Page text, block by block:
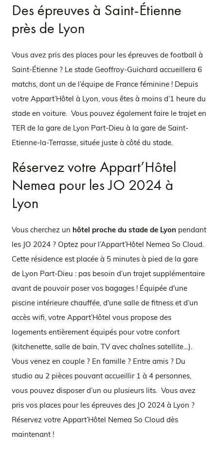
Des épreuves à Saint-Étienne
près de Lyon
Vous avez pris des places pour les épreuves de football à
Saint-Étienne ? Le stade Geoffroy-Guichard accueillera 6
matchs, dont un de l’équipe de France féminine ! Depuis
votre Appart’Hôtel à Lyon, vous êtes à moins d’1 heure du
stade en voiture. Vous pouvez également faire le trajet en
TER de la gare de Lyon Part-Dieu à la gare de Saint-
Etienne-la-Terrasse, située juste à côté du stade.
Réservez votre Appart’Hôtel
Nemea pour les JO 2024 à
Lyon
Vous cherchez un hôtel proche du stade de Lyon pendant
les JO 2024 ? Optez pour l’Appart’Hôtel Nemea So Cloud.
Cette résidence est placée à 5 minutes à pied de la gare
de Lyon Part-Dieu : pas besoin d’un trajet supplémentaire
avant de pouvoir poser vos bagages ! Équipée d'une
piscine intérieure chauffée, d'une salle de fitness et d’un
accès wifi, votre Appart’Hôtel vous propose des
logements entièrement équipés pour votre confort
(kitchenette, salle de bain, TV avec chaînes satellite…).
Vous venez en couple ? En famille ? Entre amis ? Du
studio au 2 pièces pouvant accueillir 1 à 4 personnes,
vous pouvez disposer d’un ou plusieurs lits. Vous avez
pris vos places pour les épreuves des JO 2024 à Lyon ?
Réservez votre Appart’Hôtel Nemea So Cloud dès
maintenant !